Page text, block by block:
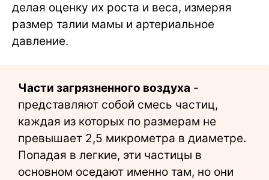
делая оценку их роста и веса, измеряя
размер талии мамы и артериальное
давление.
Части загрязненного воздуха -
представляют собой смесь частиц,
каждая из которых по размерам не
превышает 2,5 микрометра в диаметре.
Попадая в легкие, эти частицы в
основном оседают именно там, но они